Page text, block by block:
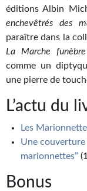
Journal d'un
FORUMS
CONTACT
Soumettre un
éditions Albin
enchevêtrés des
paraître dans la
La Marche
comme un
une pierre de
L’actu du
Les
Une couverture
marionnettes”
Bonus